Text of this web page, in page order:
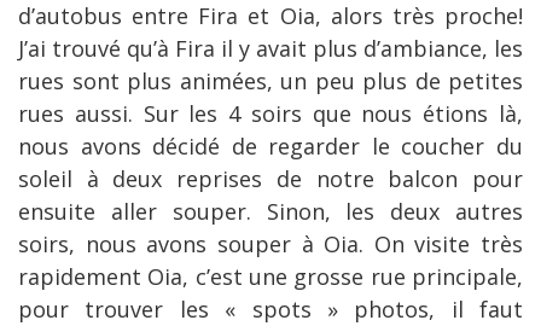
d’autobus entre Fira et Oia, alors très proche!
J’ai trouvé qu’à Fira il y avait plus d’ambiance, les
rues sont plus animées, un peu plus de petites
rues aussi. Sur les 4 soirs que nous étions là,
nous avons décidé de regarder le coucher du
soleil à deux reprises de notre balcon pour
ensuite aller souper. Sinon, les deux autres
soirs, nous avons souper à Oia. On visite très
rapidement Oia, c’est une grosse rue principale,
pour trouver les « spots » photos, il faut